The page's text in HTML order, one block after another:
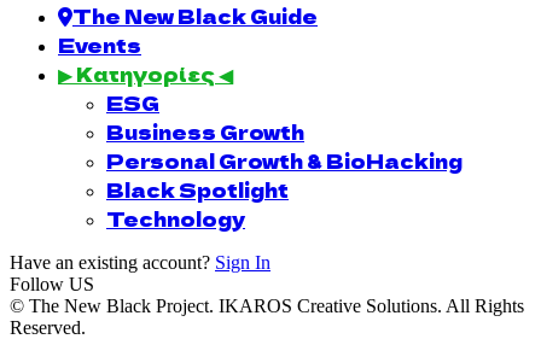
The New Black Guide
Events
▶ Κατηγορίες ◀
ESG
Business Growth
Personal Growth & BioHacking
Black Spotlight
Technology
Have an existing account? Sign In
Follow US
© The New Black Project. IKAROS Creative Solutions. All Rights
Reserved.